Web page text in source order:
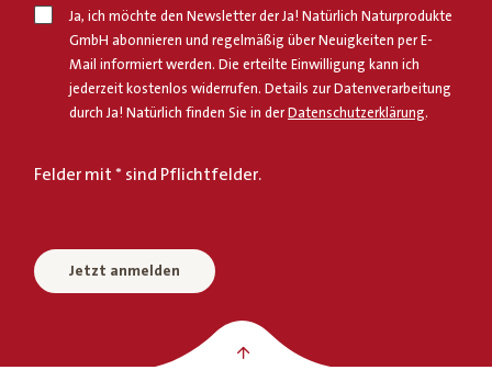
Ja, ich möchte den Newsletter der Ja! Natürlich Naturprodukte
GmbH abonnieren und regelmäßig über Neuigkeiten per E-
Mail informiert werden. Die erteilte Einwilligung kann ich
jederzeit kostenlos widerrufen. Details zur Datenverarbeitung
durch Ja! Natürlich finden Sie in der Datenschutzerklärung.
Felder mit * sind Pflichtfelder.
Jetzt anmelden